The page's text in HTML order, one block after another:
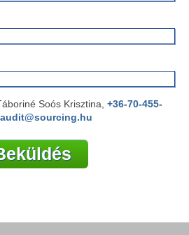
Soós Krisztina, +36-70-455-
audit@sourcing.hu